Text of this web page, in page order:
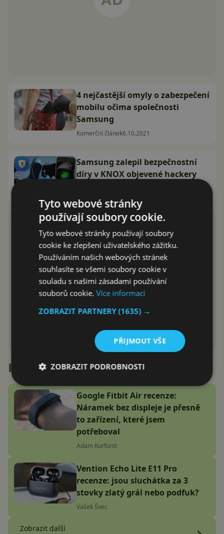
4 nejčastější omyly o zabezpečení
mobilu očima společnosti
Samsung
Komerční článek6.10.2021
Samsung zalepil bezpečnostní
díry v KNOX objevené hackery
Recenze
Google Fitbit Air recenze:
Náramek bez displeje je přesně
to zařízení, které jsem
potřeboval
Adam Kurfürst
Vention Echo Lite E11 Pro
recenze: jsou sluchátka za 3
stovky zlatý grál nebo podfuk?
Vašek Švec
Zobrazit další
Tyto webové stránky
používají soubory cookie.
Tyto webové stránky používají soubory
cookie ke zlepšení uživatelského zážitku.
Používáním našich webových stránek
souhlasíte se všemi soubory cookie v
souladu s našimi zásadami používání
souborů cookie.Více informací
ZOBRAZIT PARTNERY(1635) →
PŘIJMOUT VŠE
ZOBRAZIT PODROBNOSTI